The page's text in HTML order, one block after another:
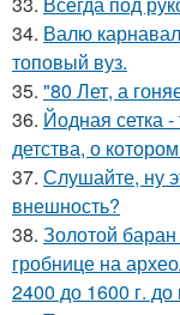
34. Валю
топовый вуз.
35. "80 Лет, а
36. Йодная сетка
детства, о
37. Слушайте, ну
внешность?
38. Золотой
гробнице на
2400 до 1600 г. до